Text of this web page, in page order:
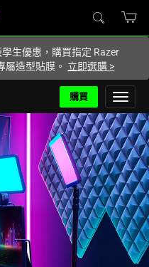
生優惠，購買指定 Razer
屬造型貼膜。 立即選購 >
購買